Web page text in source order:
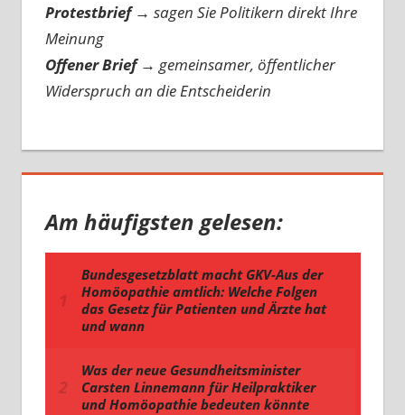
Protestbrief → sagen Sie Politikern direkt Ihre
Meinung
Offener Brief → gemeinsamer, öffentlicher
Widerspruch an die Entscheiderin
Am häufigsten gelesen: